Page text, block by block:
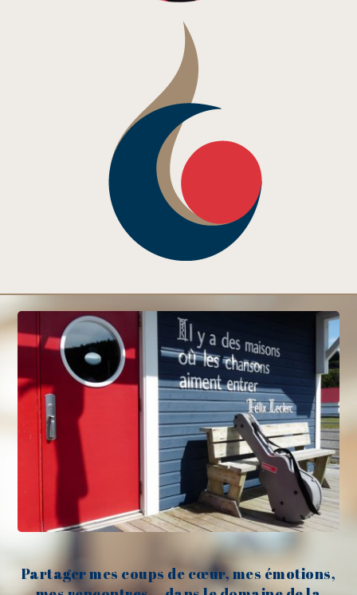
Partager mes coups de cœur, mes émotions,